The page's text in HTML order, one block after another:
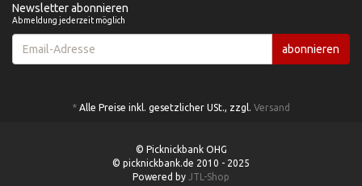
Newsletter abonnieren
Abmeldung jederzeit möglich
Email-
Adresse
abonnieren
* Alle Preise inkl. gesetzlicher USt., zzgl. Versand
© Picknickbank OHG
© picknickbank.de 2010 - 2025
Powered by JTL-Shop